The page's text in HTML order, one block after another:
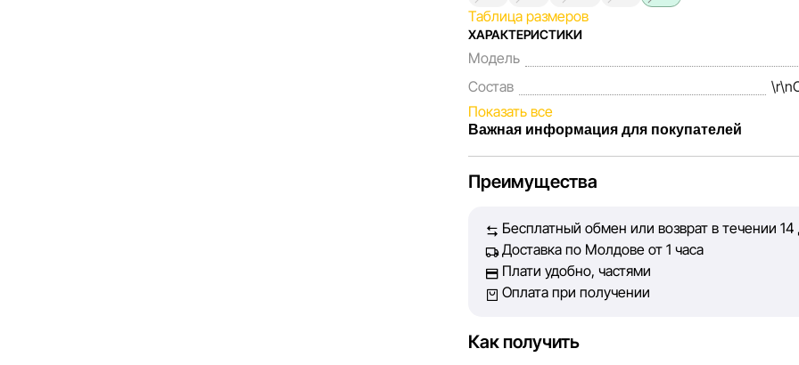
Таблица размеров
ХАРАКТЕРИСТИКИ
Модель
Состав
Показать все
Важная информация для покупателей
Каждый день мы работаем над тем, чтобы
Наша цель — обеспечить вас достоверной
принять лучшее решение о покупке.
Однако, несмотря на постоянный контроль,
технических ошибок или сбоев. Мы также не
Преимущества
Бесплатный обмен или возврат в течении 14
Доставка по Молдове от 1 часа
Плати удобно, частями
Оплата при получении
Как получить